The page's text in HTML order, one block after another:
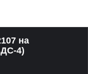
на
4)